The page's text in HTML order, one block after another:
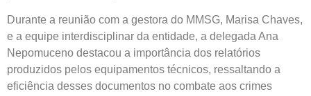
Durante a reunião com a gestora do MMSG, Marisa Chaves,
e a equipe interdisciplinar da entidade, a delegada Ana
Nepomuceno destacou a importância dos relatórios
produzidos pelos equipamentos técnicos, ressaltando a
eficiência desses documentos no combate aos crimes